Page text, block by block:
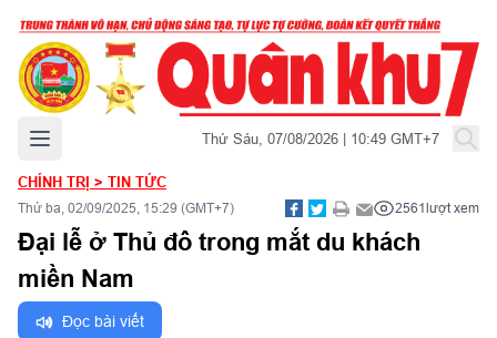
Mở menu chính Thứ Sáu, 07/08/2026 | 10:49 GMT+7
CHÍNH TRỊ > TIN TỨC
Thứ ba, 02/09/2025, 15:29 (GMT+7) 2561lượt xem
Đại lễ ở Thủ đô trong mắt du khách
miền Nam
Đọc bài viết